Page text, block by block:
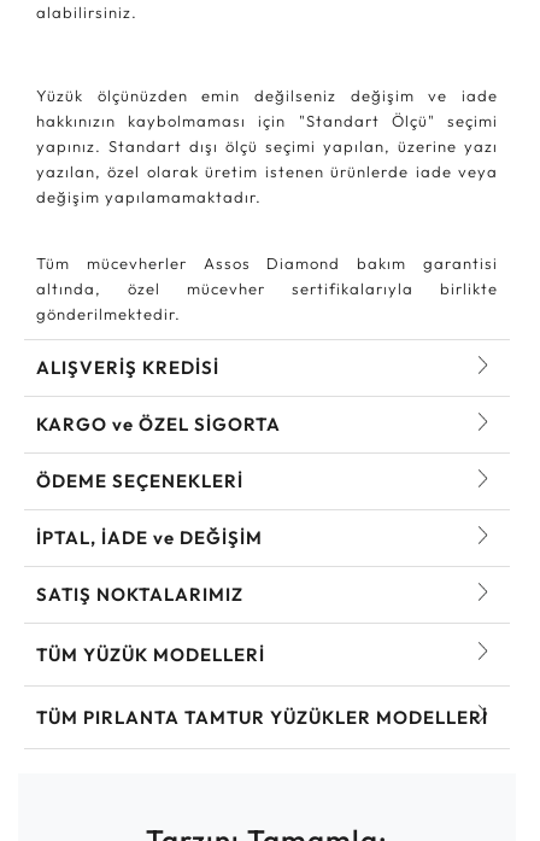
alabilirsiniz.
Yüzük ölçünüzden emin değilseniz değişim ve iade
hakkınızın kaybolmaması için "Standart Ölçü" seçimi
yapınız. Standart dışı ölçü seçimi yapılan, üzerine yazı
yazılan, özel olarak üretim istenen ürünlerde iade veya
değişim yapılamamaktadır.
Tüm mücevherler Assos Diamond bakım garantisi
altında, özel mücevher sertifikalarıyla birlikte
gönderilmektedir.
ALIŞVERİŞ KREDİSİ
KARGO ve ÖZEL SİGORTA
ÖDEME SEÇENEKLERİ
İPTAL, İADE ve DEĞİŞİM
SATIŞ NOKTALARIMIZ
TÜM YÜZÜK MODELLERI
TÜM PIRLANTA TAMTUR YÜZÜKLER MODELLERI